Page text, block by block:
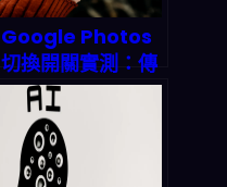
Google Photos
切換開關實測：傳
統 search vs. AI
搜索，用戶自主權
的世紀之戰